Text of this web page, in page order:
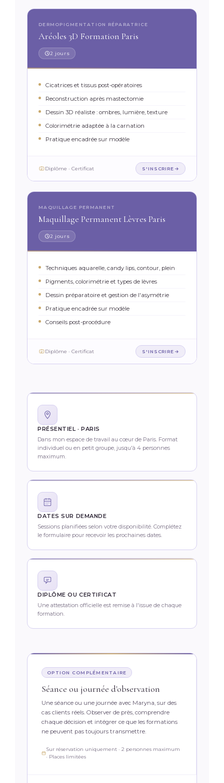
DERMOPIGMENTATION RÉPARATRICE
Aréoles 3D Formation Paris
2 jours
Cicatrices et tissus post-opératoires
Reconstruction après mastectomie
Dessin 3D réaliste : ombres, lumière, texture
Colorimétrie adaptée à la carnation
Pratique encadrée sur modèle
Diplôme · Certificat S'INSCRIRE
MAQUILLAGE PERMANENT
Maquillage Permanent Lèvres Paris
2 jours
Techniques aquarelle, candy lips, contour, plein
Pigments, colorimétrie et types de lèvres
Dessin préparatoire et gestion de l'asymétrie
Pratique encadrée sur modèle
Conseils post-procédure
Diplôme · Certificat S'INSCRIRE
PRÉSENTIEL · PARIS
Dans mon espace de travail au cœur de Paris. Format
individuel ou en petit groupe, jusqu'à 4 personnes
maximum.
DATES SUR DEMANDE
Sessions planifiées selon votre disponibilité. Complétez
le formulaire pour recevoir les prochaines dates.
DIPLÔME OU CERTIFICAT
Une attestation officielle est remise à l'issue de chaque
formation.
OPTION COMPLÉMENTAIRE
Séance ou journée d'observation
Une séance ou une journée avec Maryna, sur des
cas clients réels. Observer de près, comprendre
chaque décision et intégrer ce que les formations
ne peuvent pas toujours transmettre.
Sur réservation uniquement · 2 personnes maximum
· Places limitées